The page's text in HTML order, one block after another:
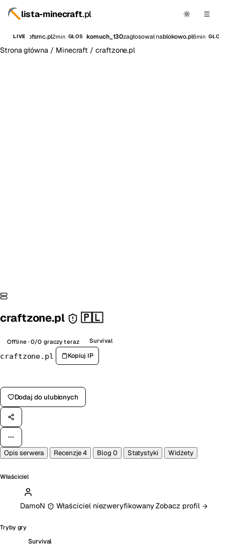
lista-minecraft.pl
LIVE
na bfsmc.pl2min GŁOS komuch_130zagłosował nablokowo.pl6min GŁOS
Strona główna / Minecraft / craftzone.pl
craftzone.pl 🇵🇱
Offline · 0/0 graczy teraz Survival
craftzone.pl Kopiuj IP
Dodaj do ulubionych
Opis serwera Recenzje4 Blog 0 Statystyki Widżety
Właściciel
DamoN Właściciel niezweryfikowanyZobacz profil
Tryby gry
Survival